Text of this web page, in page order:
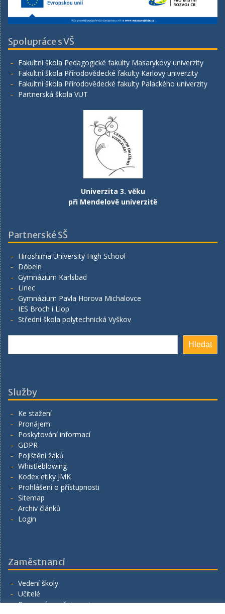
Spolupráce s VŠ
Fakultní škola Pedagogické fakulty Masarykovy univerzity
Fakultní škola Přírodovědecké fakulty Karlovy univerzity
Fakultní škola Přírodovědecké fakulty Palackého univerzity
Partnerská škola VUT
Univerzita 3. věku
při Mendelově univerzitě
Partnerské SŠ
Hiroshima University High School
Döbeln
Gymnázium Karlsbad
Linec
Gymnázium Pavla Horova Michalovce
IES Broch i Llop
Střední škola polytechnická Vyškov
Hledat
Služby
Ke stažení
Pronájem
Poskytování informací
GDPR
Pojištění žáků
Whistleblowing
Kodex etiky JMK
Prohlášení o přístupnosti
Sitemap
Archiv článků
Login
Zaměstnanci
Vedení školy
Učitelé
Provozní zaměstnanci